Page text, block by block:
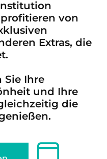
von
Extras, die
Sie Ihre
und Ihre
die